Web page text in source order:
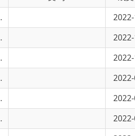
《关于对新型冠状病毒感染实施“乙类乙管
2022-12-30
国务院联防联控机制公布进一步优化疫情
2022-11-18
第九版防疫手册 2022-09-13
乌恰县核酸采样点排查整顿结果的公示
2022-06-30
乌恰县核酸检测机构排查整顿结果的公示
2022-06-09
【疫情防控】做好日常疫情防控 看这组漫
2022-05-07
关于印发新型冠状病毒肺炎诊疗方案（试
2022-03-31